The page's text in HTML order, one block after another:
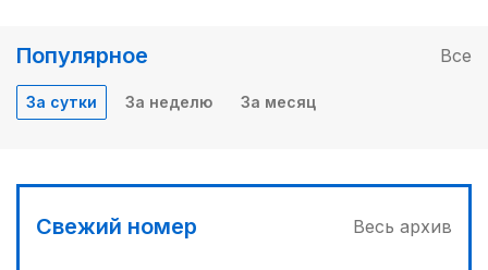
Популярное Все
За сутки За неделю За месяц
Свежий номер Весь архив